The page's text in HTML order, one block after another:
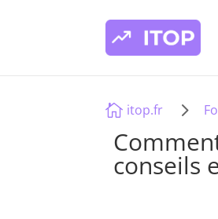
 itop.fr 5
conseils